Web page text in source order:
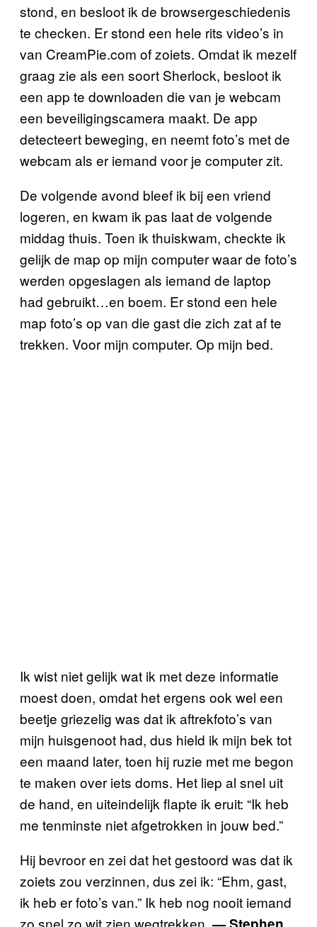
stond, en besloot ik de browsergeschiedenis
te checken. Er stond een hele rits video’s in
van CreamPie.com of zoiets. Omdat ik mezelf
graag zie als een soort Sherlock, besloot ik
een app te downloaden die van je webcam
een beveiligingscamera maakt. De app
detecteert beweging, en neemt foto’s met de
webcam als er iemand voor je computer zit.
De volgende avond bleef ik bij een vriend
logeren, en kwam ik pas laat de volgende
middag thuis. Toen ik thuiskwam, checkte ik
gelijk de map op mijn computer waar de foto’s
werden opgeslagen als iemand de laptop
had gebruikt…en boem. Er stond een hele
map foto’s op van die gast die zich zat af te
trekken. Voor mijn computer. Op mijn bed.
Ik wist niet gelijk wat ik met deze informatie
moest doen, omdat het ergens ook wel een
beetje griezelig was dat ik aftrekfoto’s van
mijn huisgenoot had, dus hield ik mijn bek tot
een maand later, toen hij ruzie met me begon
te maken over iets doms. Het liep al snel uit
de hand, en uiteindelijk flapte ik eruit: “Ik heb
me tenminste niet afgetrokken in jouw bed.”
Hij bevroor en zei dat het gestoord was dat ik
zoiets zou verzinnen, dus zei ik: “Ehm, gast,
ik heb er foto’s van.” Ik heb nog nooit iemand
zo snel zo wit zien wegtrekken.